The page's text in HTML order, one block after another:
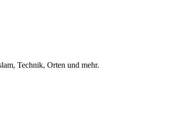
Technik, Orten und mehr.